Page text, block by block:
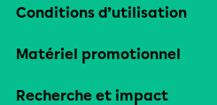
Conditions d’utilisation
Matériel promotionnel
Recherche et impact